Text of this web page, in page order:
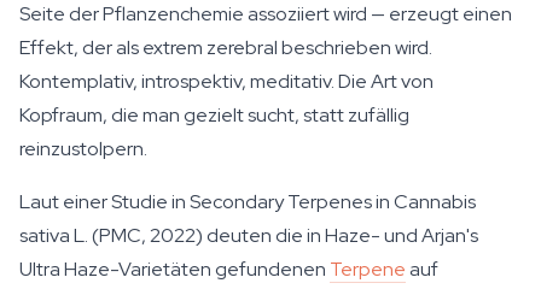
Seite der Pflanzenchemie assoziiert wird — erzeugt einen
Effekt, der als extrem zerebral beschrieben wird.
Kontemplativ, introspektiv, meditativ. Die Art von
Kopfraum, die man gezielt sucht, statt zufällig
reinzustolpern.
Laut einer Studie inSecondary Terpenes in Cannabis
sativa L.(PMC, 2022) deuten die in Haze- und Arjan's
Ultra Haze-Varietäten gefundenen Terpeneauf